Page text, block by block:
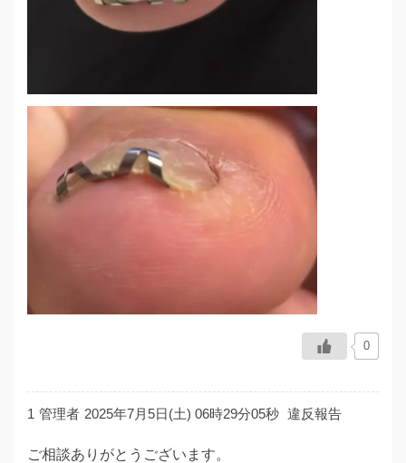
0
1 管理者 2025年7月5日(土) 06時29分05秒 違反報告
ご相談ありがとうございます。